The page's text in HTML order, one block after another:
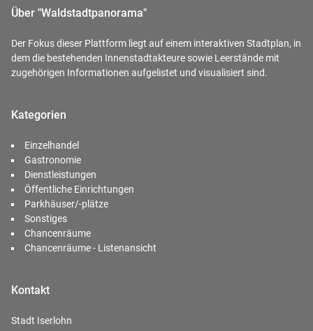
Über "Waldstadtpanorama"
Der Fokus dieser Plattform liegt auf einem interaktiven Stadtplan, in
dem die bestehenden Innenstadtakteure sowie Leerstände mit
zugehörigen Informationen aufgelistet und visualisiert sind.
Kategorien
Einzelhandel
Gastronomie
Dienstleistungen
Öffentliche Einrichtungen
Parkhäuser/-plätze
Sonstiges
Chancenräume
Chancenräume - Listenansicht
Kontakt
Stadt Iserlohn